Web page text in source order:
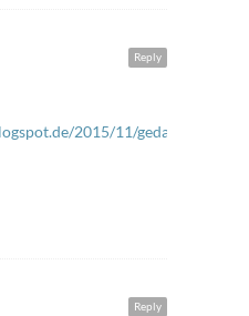
Reply
2015/11/
Reply